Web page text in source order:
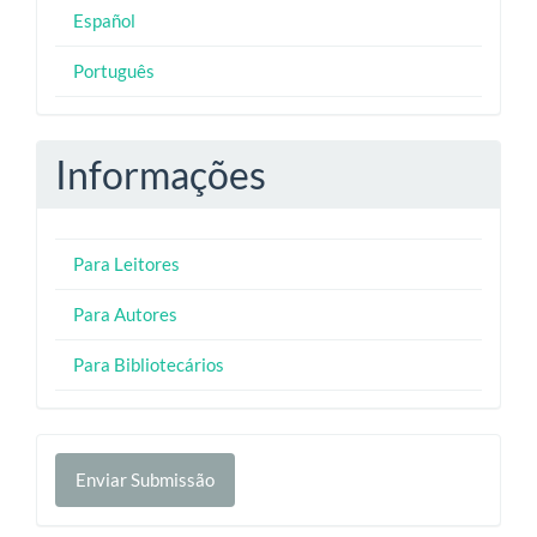
Español
Português
Informações
Para Leitores
Para Autores
Para Bibliotecários
Enviar
Submissão
Enviar Submissão